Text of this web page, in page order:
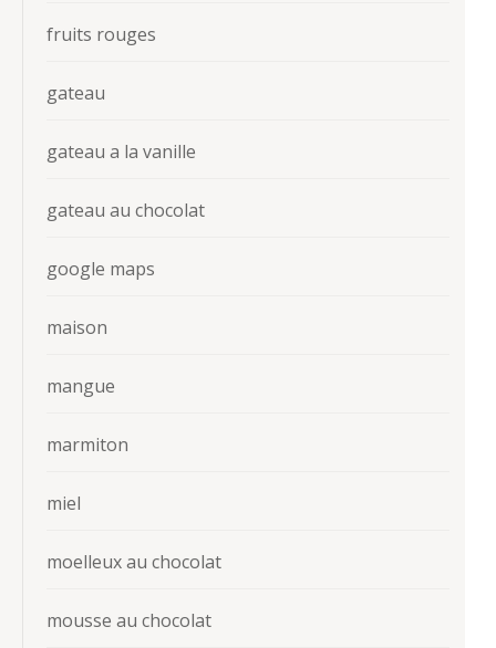
fruits rouges
gateau
gateau a la vanille
gateau au chocolat
google maps
maison
mangue
marmiton
miel
moelleux au chocolat
mousse au chocolat